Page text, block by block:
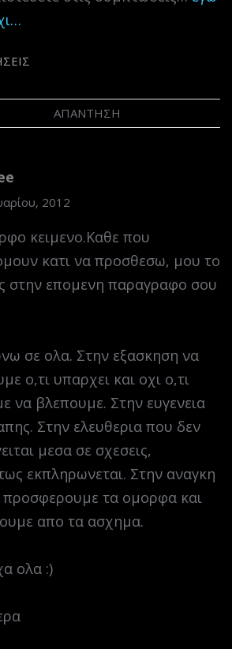
ΑΠΆΝΤΗΣΗ
2012
κειμενο.Καθε που
κατι να προσθεσω, μου το
στην επομενη παραγραφο σου
σε ολα. Στην εξασκηση να
ο,τι υπαρχει και οχι ο,τι
να βλεπουμε. Στην ευγενεια
Στην ελευθερια που δεν
μεσα σε σχεσεις,
εκπληρωνεται. Στην αναγκη
προσφερουμε τα ομορφα και
απο τα ασχημα.
ολα :)